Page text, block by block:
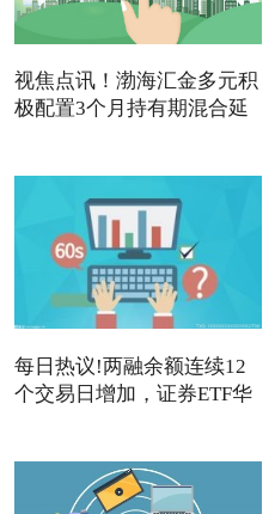
视焦点讯！渤海汇金多元积
极配置3个月持有期混合延
每日热议!两融余额连续12
个交易日增加，证券ETF华